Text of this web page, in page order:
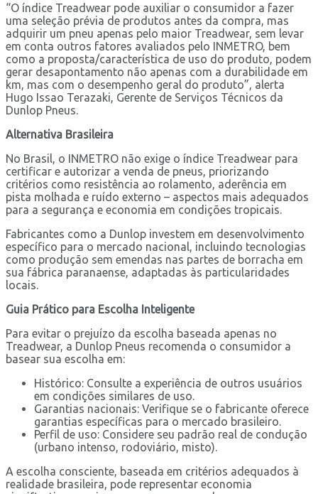
“O índice Treadwear pode auxiliar o consumidor a fazer
uma seleção prévia de produtos antes da compra, mas
adquirir um pneu apenas pelo maior Treadwear, sem levar
em conta outros fatores avaliados pelo INMETRO, bem
como a proposta/característica de uso do produto, podem
gerar desapontamento não apenas com a durabilidade em
km, mas com o desempenho geral do produto”, alerta
Hugo Issao Terazaki, Gerente de Serviços Técnicos da
Dunlop Pneus.
Alternativa Brasileira
No Brasil, o INMETRO não exige o índice Treadwear para
certificar e autorizar a venda de pneus, priorizando
critérios como resistência ao rolamento, aderência em
pista molhada e ruído externo – aspectos mais adequados
para a segurança e economia em condições tropicais.
Fabricantes como a Dunlop investem em desenvolvimento
específico para o mercado nacional, incluindo tecnologias
como produção sem emendas nas partes de borracha em
sua fábrica paranaense, adaptadas às particularidades
locais.
Guia Prático para Escolha Inteligente
Para evitar o prejuízo da escolha baseada apenas no
Treadwear, a Dunlop Pneus recomenda o consumidor a
basear sua escolha em:
Histórico: Consulte a experiência de outros usuários
em condições similares de uso.
Garantias nacionais: Verifique se o fabricante oferece
garantias específicas para o mercado brasileiro.
Perfil de uso: Considere seu padrão real de condução
(urbano intenso, rodoviário, misto).
A escolha consciente, baseada em critérios adequados à
realidade brasileira, pode representar economia